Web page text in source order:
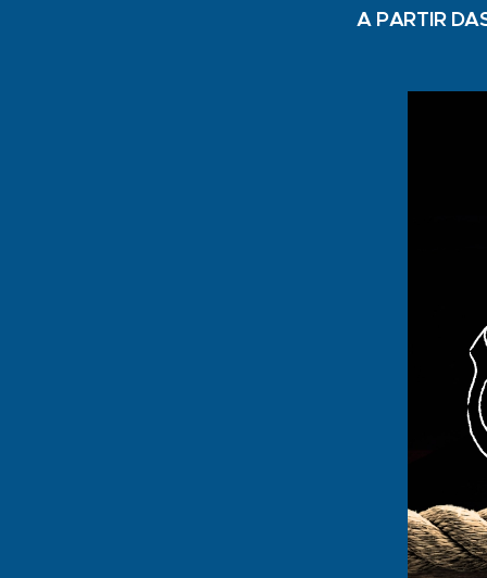
A PARTIR